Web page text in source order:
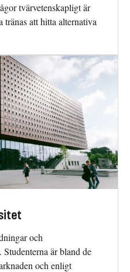
tvärvetenskapligt är
tränas att hitta alternativa
och
är bland de
och enligt